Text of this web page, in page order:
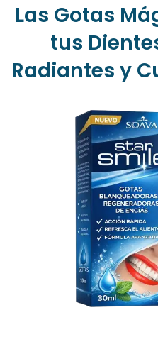
Las Gotas
tus
Radiantes y